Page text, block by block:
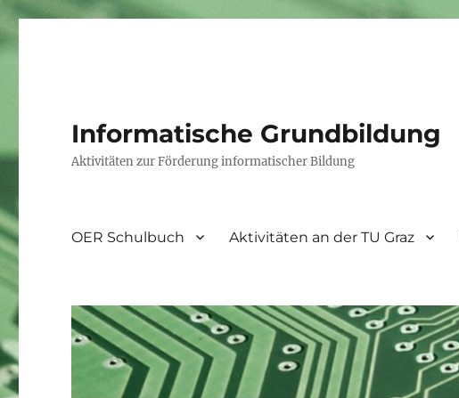
Informatische Grundbildung
Aktivitäten zur Förderung informatischer Bildung
OER Schulbuch Aktivitäten an der TU Graz